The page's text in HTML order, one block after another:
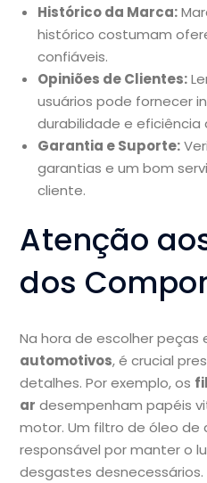
Histórico da Marca:
histórico costumam
confiáveis.
Opiniões de Clientes:
usuários pode fornecer
durabilidade e eficiência
Garantia e Suporte:
garantias e um bom
cliente.
Atenção
dos
Na hora de escolher peças
automotivos, é crucial
detalhes. Por exemplo, os
ar desempenham papéis
motor. Um filtro de óleo de
responsável por manter o
desgastes desnecessários.